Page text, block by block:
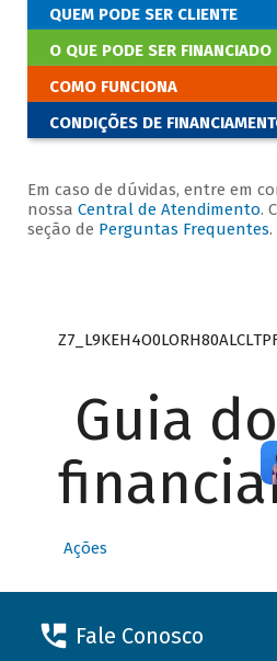
QUEM PODE SER CLIENTE
O QUE PODE SER FINANCIADO
COMO FUNCIONA
CONDIÇÕES DE
Em caso de dúvidas, entre em
nossa Central de Atendimento.
seção de Perguntas Frequentes.
Guia do
Ações
Fale Conosco